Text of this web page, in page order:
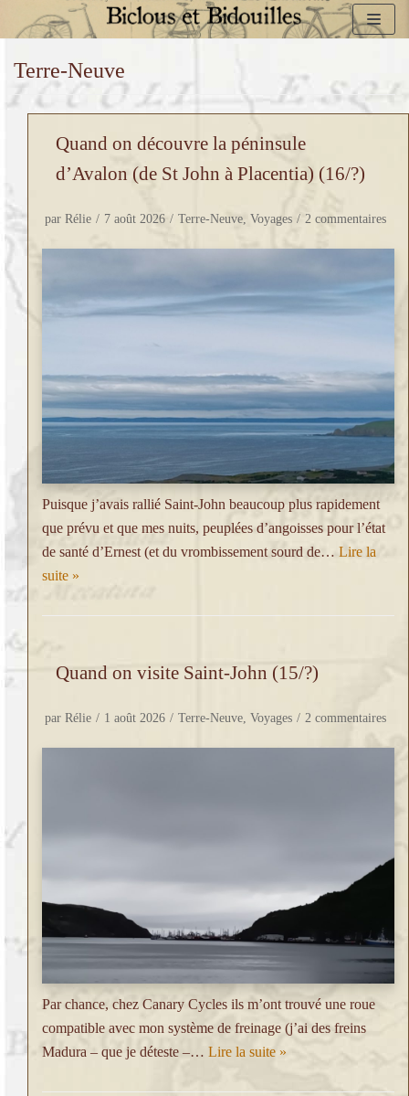
au
contenu
Terre-Neuve
Quand on découvre la péninsule
d’Avalon (de St John à Placentia) (16/?)
par Rélie 7 août 2026 Terre-Neuve, Voyages 2 commentaires
Puisque j’avais rallié Saint-John beaucoup plus rapidement
que prévu et que mes nuits, peuplées d’angoisses pour l’état
de santé d’Ernest (et du vrombissement sourd de… Lire la
suite »
Quand on visite Saint-John (15/?)
par Rélie 1 août 2026 Terre-Neuve, Voyages 2 commentaires
Par chance, chez Canary Cycles ils m’ont trouvé une roue
compatible avec mon système de freinage (j’ai des freins
Madura – que je déteste –… Lire la suite »